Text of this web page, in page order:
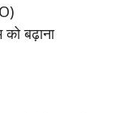
को बढ़ाना